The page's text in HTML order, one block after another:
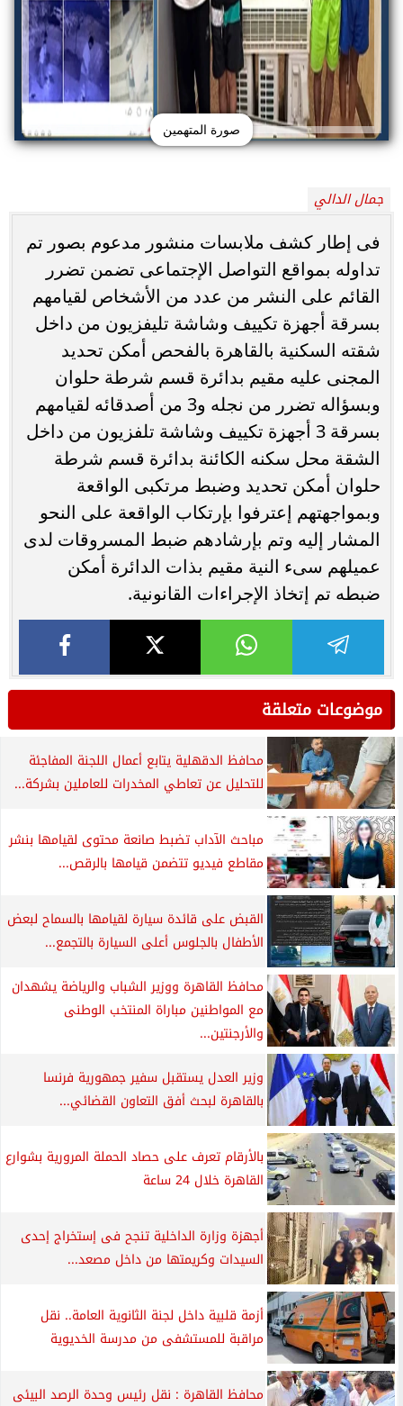
صورة المتهمين
جمال الدالي
فى إطار كشف ملابسات منشور مدعوم بصور تم
تداوله بمواقع التواصل الإجتماعى تضمن تضرر
القائم على النشر من عدد من الأشخاص لقيامهم
بسرقة أجهزة تكييف وشاشة تليفزيون من داخل
شقته السكنية بالقاهرة بالفحص أمكن تحديد
المجنى عليه مقيم بدائرة قسم شرطة حلوان
وبسؤاله تضرر من نجله و3 من أصدقائه لقيامهم
بسرقة 3 أجهزة تكييف وشاشة تلفزيون من داخل
الشقة محل سكنه الكائنة بدائرة قسم شرطة
حلوان أمكن تحديد وضبط مرتكبى الواقعة
وبمواجهتهم إعترفوا بإرتكاب الواقعة على النحو
المشار إليه وتم بإرشادهم ضبط المسروقات لدى
عميلهم سىء النية مقيم بذات الدائرة أمكن
ضبطه تم إتخاذ الإجراءات القانونية.
موضوعات متعلقة
محافظ الدقهلية يتابع أعمال اللجنة المفاجئة
للتحليل عن تعاطي المخدرات للعاملين بشركة...
مباحث الآداب تضبط صانعة محتوى لقيامها بنشر
مقاطع فيديو تتضمن قيامها بالرقص...
القبض على قائدة سيارة لقيامها بالسماح لبعض
الأطفال بالجلوس أعلى السيارة بالتجمع...
محافظ القاهرة ووزير الشباب والرياضة يشهدان
مع المواطنين مباراة المنتخب الوطنى
والأرجنتين...
وزير العدل يستقبل سفير جمهورية فرنسا
بالقاهرة لبحث أفق التعاون القضائي...
بالأرقام تعرف على حصاد الحملة المرورية بشوارع
القاهرة خلال 24 ساعة
أجهزة وزارة الداخلية تنجح فى إستخراج إحدى
السيدات وكريمتها من داخل مصعد...
أزمة قلبية داخل لجنة الثانوية العامة.. نقل
مراقبة للمستشفى من مدرسة الخديوية
محافظ القاهرة : نقل رئيس وحدة الرصد البيئى